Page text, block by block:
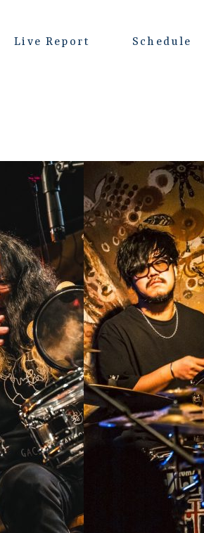
Live Report Schedule